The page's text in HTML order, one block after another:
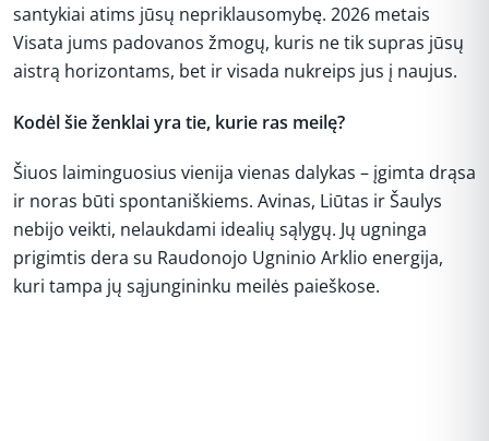
santykiai atims jūsų nepriklausomybę. 2026 metais
Visata jums padovanos žmogų, kuris ne tik supras jūsų
aistrą horizontams, bet ir visada nukreips jus į naujus.
Kodėl šie ženklai yra tie, kurie ras meilę?
Šiuos laiminguosius vienija vienas dalykas – įgimta drąsa
ir noras būti spontaniškiems. Avinas, Liūtas ir Šaulys
nebijo veikti, nelaukdami idealių sąlygų. Jų ugninga
prigimtis dera su Raudonojo Ugninio Arklio energija,
kuri tampa jų sąjungininku meilės paieškose.